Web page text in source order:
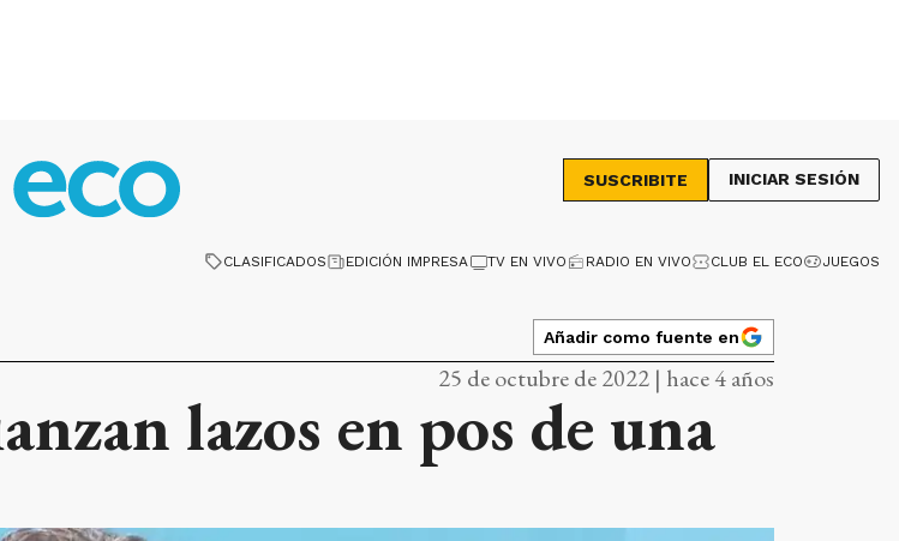
SUSCRIBITE INICIAR SESIÓN
CLASIFICADOS EDICIÓN IMPRESA TV EN VIVO RADIO EN VIVO CLUB EL ECO JUEGOS
Añadir como fuente en
25 de octubre de 2022 | hace 4 años
lazos en pos de una